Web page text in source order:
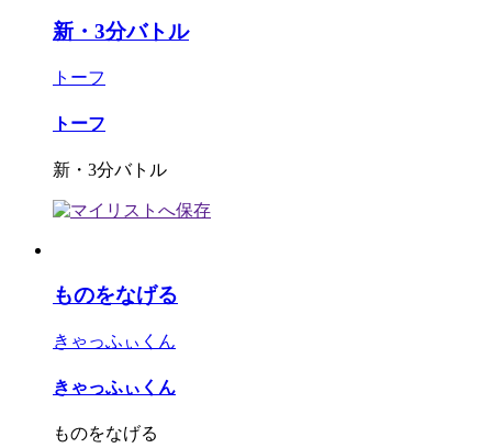
新・3分バトル
トーフ
トーフ
新・3分バトル
ものをなげる
きゃっふぃくん
きゃっふぃくん
ものをなげる